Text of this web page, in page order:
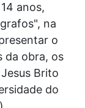
anos,
na
o
da obra, os
Brito
do